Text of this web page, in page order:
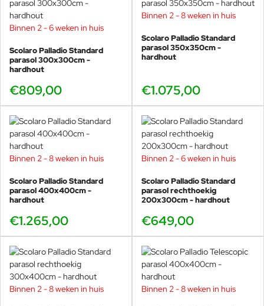
Binnen 2 - 6 weken in huis
Scolaro Palladio Standard
parasol 300x300cm -
hardhout
€809,00
Binnen 2 - 8 weken in huis
Scolaro Palladio Standard
parasol 350x350cm -
hardhout
€1.075,00
Binnen 2 - 8 weken in huis
Scolaro Palladio Standard
parasol 400x400cm -
hardhout
€1.265,00
Binnen 2 - 6 weken in huis
Scolaro Palladio Standard
parasol rechthoekig
200x300cm - hardhout
€649,00
Binnen 2 - 8 weken in huis Binnen 2 - 8 weken in huis